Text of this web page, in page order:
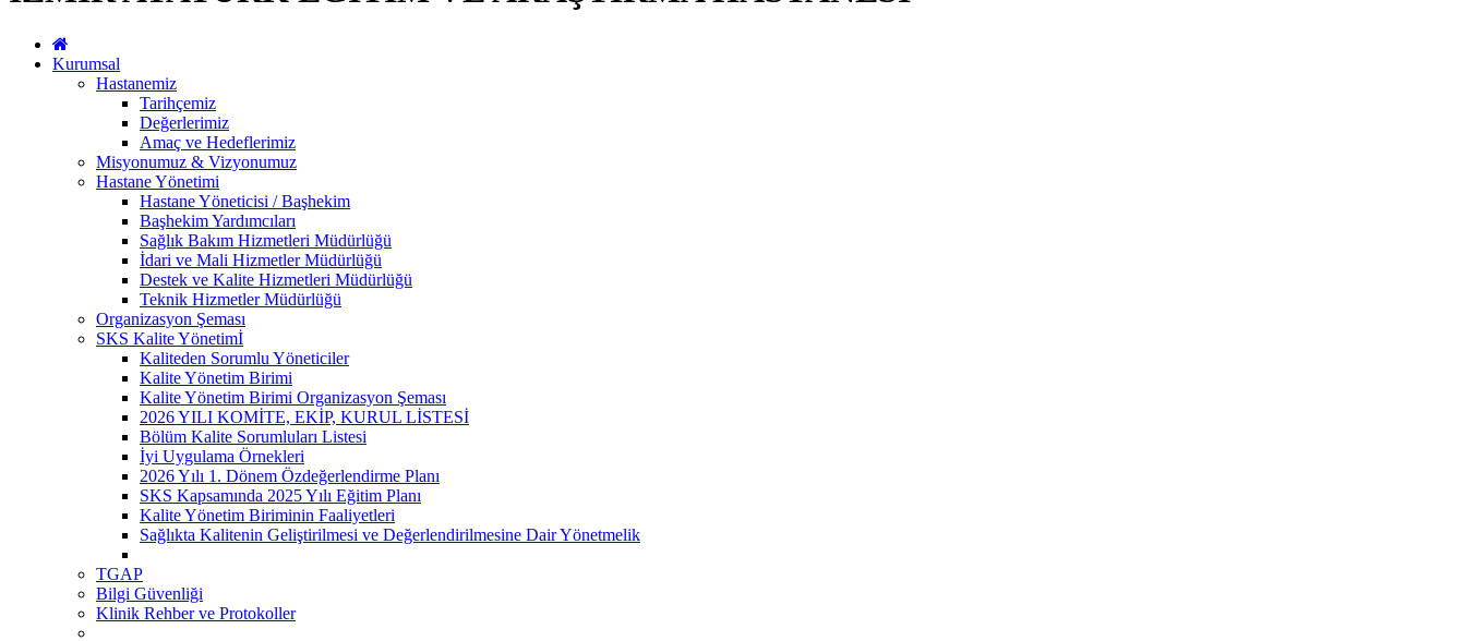
Kurumsal
Hastanemiz
Tarihçemiz
Değerlerimiz
Amaç ve Hedeflerimiz
Misyonumuz & Vizyonumuz
Hastane Yönetimi
Hastane Yöneticisi / Başhekim
Başhekim Yardımcıları
Sağlık Bakım Hizmetleri Müdürlüğü
İdari ve Mali Hizmetler Müdürlüğü
Destek ve Kalite Hizmetleri Müdürlüğü
Teknik Hizmetler Müdürlüğü
Organizasyon Şeması
SKS Kalite Yönetimİ
Kaliteden Sorumlu Yöneticiler
Kalite Yönetim Birimi
Kalite Yönetim Birimi Organizasyon Şeması
2026 YILI KOMİTE, EKİP, KURUL LİSTESİ
Bölüm Kalite Sorumluları Listesi
İyi Uygulama Örnekleri
2026 Yılı 1. Dönem Özdeğerlendirme Planı
SKS Kapsamında 2025 Yılı Eğitim Planı
Kalite Yönetim Biriminin Faaliyetleri
Sağlıkta Kalitenin Geliştirilmesi ve Değerlendirilmesine Dair Yönetmelik
TGAP
Bilgi Güvenliği
Klinik Rehber ve Protokoller